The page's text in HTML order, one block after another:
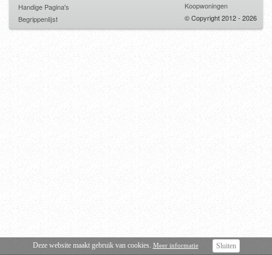
Deze website maakt gebruik van cookies. Meer informatie Sluiten
Handige Pagina's
Begrippenlijst
Koopwoningen
© Copyright 2012 - 2026